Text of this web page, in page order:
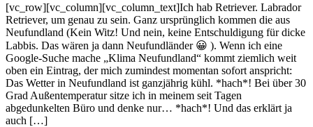
[vc_row][vc_column][vc_column_text]Ich hab Retriever. Labrador
Retriever, um genau zu sein. Ganz ursprünglich kommen die aus
Neufundland (Kein Witz! Und nein, keine Entschuldigung für dicke
Labbis. Das wären ja dann Neufundländer 😀 ). Wenn ich eine
Google-Suche mache „Klima Neufundland“ kommt ziemlich weit
oben ein Eintrag, der mich zumindest momentan sofort anspricht:
Das Wetter in Neufundland ist ganzjährig kühl. *hach*! Bei über 30
Grad Außentemperatur sitze ich in meinem seit Tagen
abgedunkelten Büro und denke nur… *hach*! Und das erklärt ja
auch […]